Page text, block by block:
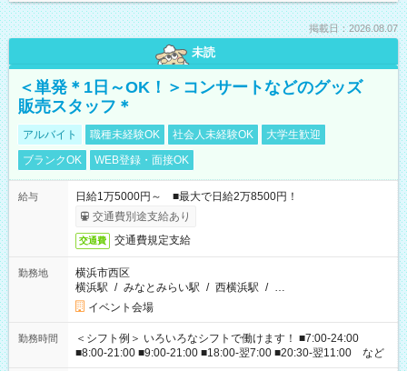
掲載日：2026.08.07
未読
＜単発＊1日～OK！＞コンサートなどのグッズ
販売スタッフ＊
アルバイト 職種未経験OK 社会人未経験OK
大学生歓迎
ブランクOK
WEB登録・面接OK
給与
日給1万5000円～ ■最大で日給2万8500円！
交通費別途支給あり
交通費 交通費規定支給
勤務地
横浜市西区
横浜駅 / みなとみらい駅 / 西横浜駅 / …
イベント会場
勤務時間
＜シフト例＞ いろいろなシフトで働けます！ ■7:00-24:00
■8:00-21:00 ■9:00-21:00 ■18:00-翌7:00 ■20:30-翌11:00 など